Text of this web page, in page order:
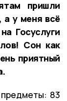
пришли
а у меня всё
Госуслуги
Сон как
приятный
83